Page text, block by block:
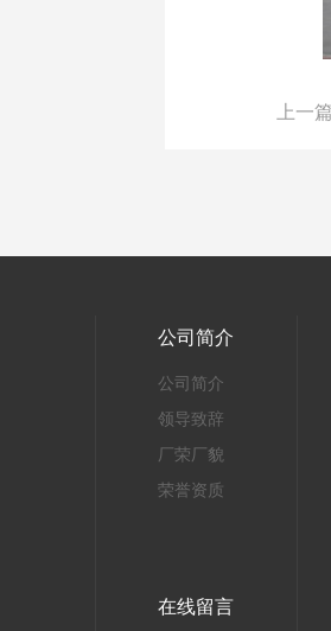
上一
公司简介
公司简介
领导致辞
厂荣厂貌
荣誉资质
在线留言